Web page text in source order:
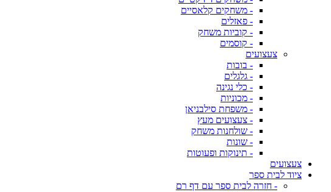
- משחקים קלאסיים
- פאזלים
- קוביות משחק
- קוסמים
צעצועים
- בובות
- גלגלים
- כלי נגינה
- מכוניות
- משפחת סילבניאן
- צעצועים מעץ
- שולחנות משחק
- שונות
- תינוקות ופעוטות
צעצועים
ציוד לבית ספר
- חזרה לבית ספר עם דף רם